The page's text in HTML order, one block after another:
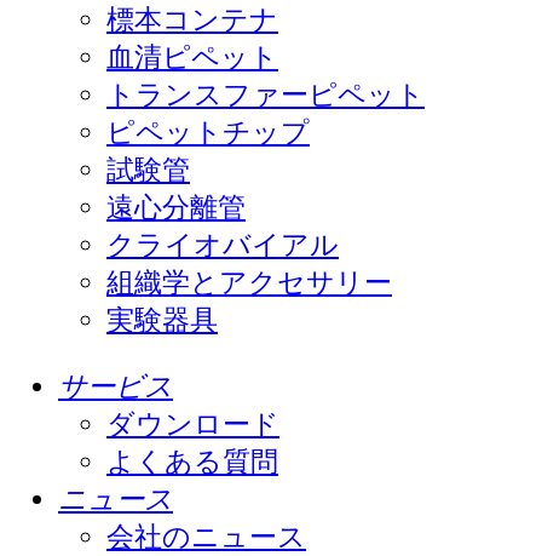
標本コンテナ
血清ピペット
トランスファーピペット
ピペットチップ
試験管
遠心分離管
クライオバイアル
組織学とアクセサリー
実験器具
サービス
ダウンロード
よくある質問
ニュース
会社のニュース